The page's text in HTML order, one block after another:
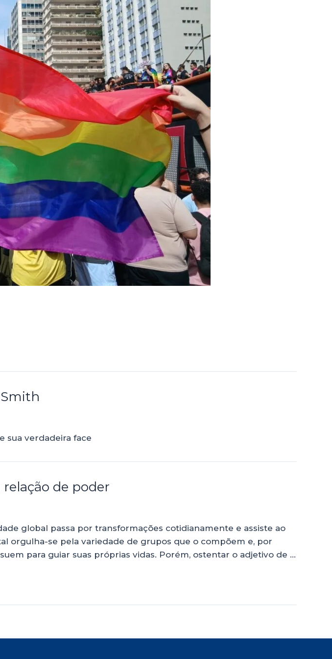
Smith
sua verdadeira face
de poder
global passa por transformações cotidianamente e assiste ao
orgulha-se pela variedade de grupos que o compõem e, por
para guiar suas próprias vidas. Porém, ostentar o adjetivo de …